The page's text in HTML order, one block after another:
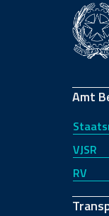
Amt
VJSR
RV